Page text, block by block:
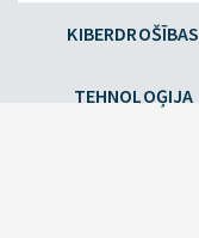
KIBERDROŠĪBAS
TEHNOLOĢIJA